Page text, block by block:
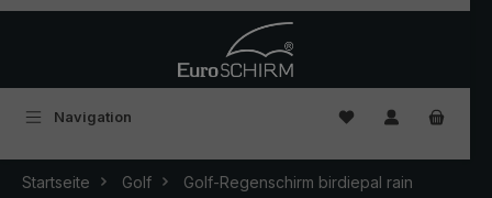
Navigation Du hast 0
Startseite Golf Golf-Regenschirm birdiepal rain